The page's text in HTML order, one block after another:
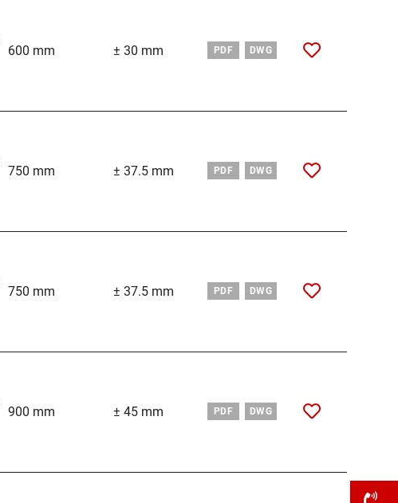
600 mm ± 30 mm PDF DWG
750 mm ± 37.5 mm PDF DWG
750 mm ± 37.5 mm PDF DWG
900 mm ± 45 mm PDF DWG